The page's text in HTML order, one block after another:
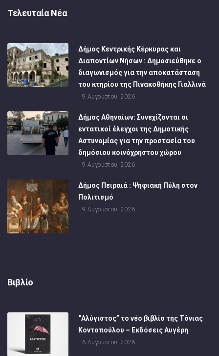
Τελευταία Νέα
Δήμος Κεντρικής Κέρκυρας και
Διαποντίων Νήσων : Δημοσιεύθηκε ο
διαγωνισμός για την αποκατάσταση
του κτηρίου της Πινακοθήκης Γιαλλινά
9 Αυγούστου, 2026
Δήμος Αθηναίων: Συνεχίζονται οι
εντατικοί έλεγχοι της Δημοτικής
Αστυνομίας για την προστασία του
δημόσιου κοινόχρηστου χώρου
9 Αυγούστου, 2026
Δήμος Πειραιά : Ψηφιακή Πύλη στον
Πολιτισμό
9 Αυγούστου, 2026
Βιβλίο
“Αλύγιστος” το νέο βιβλίο της Τόνιας
Κοντοπούλου – Εκδόσεις Αυγέρη
6 Αυγούστου, 2026